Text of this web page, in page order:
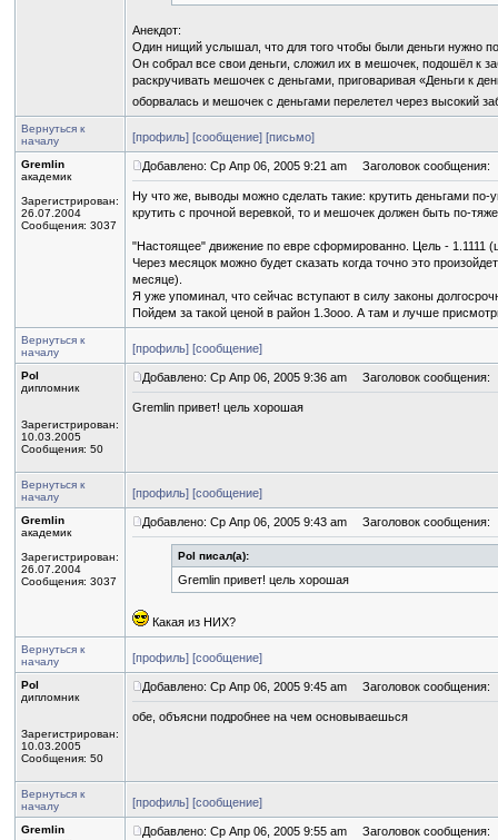
Анекдот:
Один нищий услышал, что для того чтобы были деньги нужно
Он собрал все свои деньги, сложил их в мешочек, подошёл к
раскручивать мешочек с деньгами, приговаривая «Деньги к
оборвалась и мешочек с деньгами перелетел через высокий
Вернуться к
началу
[профиль] [сообщение] [письмо]
Gremlin
академик
Зарегистрирован:
26.07.2004
Сообщения: 3037
Добавлено: Ср Апр 06, 2005 9:21 am Заголовок сообщения:
Ну что же, выводы можно сделать такие: крутить деньгами
крутить с прочной веревкой, то и мешочек должен быть по-
"Настоящее" движение по евре сформированно. Цель - 1.1111
Через месяцок можно будет сказать когда точно это
месяце).
Я уже упоминал, что сейчас вступают в силу законы
Пойдем за такой ценой в район 1.3ооо. А там и лучше
Вернуться к
началу
[профиль] [сообщение]
Pol
дипломник
Зарегистрирован:
10.03.2005
Сообщения: 50
Добавлено: Ср Апр 06, 2005 9:36 am Заголовок сообщения:
Gremlin привет! цель хорошая
Вернуться к
началу
[профиль] [сообщение]
Gremlin
академик
Зарегистрирован:
26.07.2004
Сообщения: 3037
Добавлено: Ср Апр 06, 2005 9:43 am Заголовок сообщения:
Pol писал(а):
Gremlin привет! цель хорошая
Какая из НИХ?
Вернуться к
началу
[профиль] [сообщение]
Pol
дипломник
Зарегистрирован:
10.03.2005
Сообщения: 50
Добавлено: Ср Апр 06, 2005 9:45 am Заголовок сообщения:
обе, объясни подробнее на чем основываешься
Вернуться к
началу
[профиль] [сообщение]
Gremlin
Добавлено: Ср Апр 06, 2005 9:55 am Заголовок сообщения: